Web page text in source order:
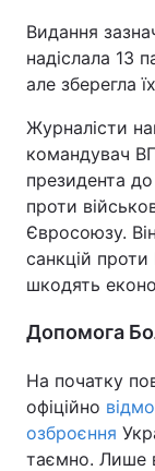
Видання
надіслала 13
але зберегла
Журналісти
командувач
президента
проти
Євросоюзу.
санкцій проти
шкодять
Допомога
На початку
офіційно
озброєння
таємно. Лише